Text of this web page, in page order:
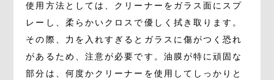
使用方法としては、クリーナーをガラス面にスプ
レーし、柔らかいクロスで優しく拭き取ります。
その際、力を入れすぎるとガラスに傷がつく恐れ
があるため、注意が必要です。油膜が特に頑固な
部分は、何度かクリーナーを使用してしっかりと